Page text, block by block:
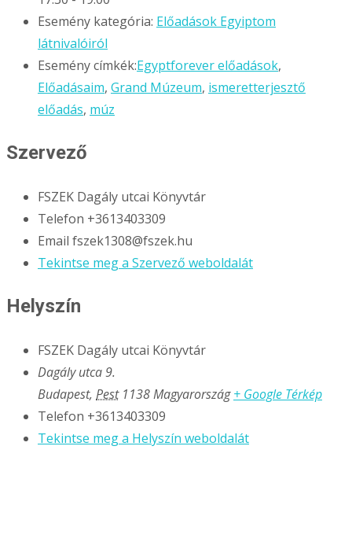
Esemény kategória: Előadások Egyiptom
látnivalóiról
Esemény címkék:Egyptforever előadások,
Előadásaim, Grand Múzeum, ismeretterjesztő
előadás, múz
Szervező
FSZEK Dagály utcai Könyvtár
Telefon +3613403309
Email fszek1308@fszek.hu
Tekintse meg a Szervező weboldalát
Helyszín
FSZEK Dagály utcai Könyvtár
Dagály utca 9.
Budapest, Pest 1138Magyarország + Google Térkép
Telefon +3613403309
Tekintse meg a Helyszín weboldalát